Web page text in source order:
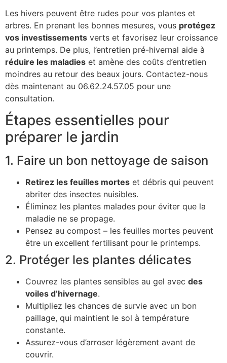
Les hivers peuvent être rudes pour vos plantes et
arbres. En prenant les bonnes mesures, vous protégez
vos investissements verts et favorisez leur croissance
au printemps. De plus, l’entretien pré-hivernal aide à
réduire les maladies et amène des coûts d’entretien
moindres au retour des beaux jours. Contactez-nous
dès maintenant au 06.62.24.57.05 pour une
consultation.
Étapes essentielles pour
préparer le jardin
1. Faire un bon nettoyage de saison
Retirez les feuilles mortes et débris qui peuvent
abriter des insectes nuisibles.
Éliminez les plantes malades pour éviter que la
maladie ne se propage.
Pensez au compost – les feuilles mortes peuvent
être un excellent fertilisant pour le printemps.
2. Protéger les plantes délicates
Couvrez les plantes sensibles au gel avec des
voiles d’hivernage.
Multipliez les chances de survie avec un bon
paillage, qui maintient le sol à température
constante.
Assurez-vous d’arroser légèrement avant de
couvrir.